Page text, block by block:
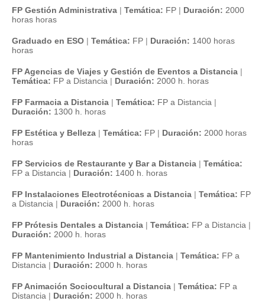
FP Gestión Administrativa | Temática: FP | Duración: 2000
horas horas
Graduado en ESO | Temática: FP | Duración: 1400 horas
horas
FP Agencias de Viajes y Gestión de Eventos a Distancia |
Temática: FP a Distancia | Duración: 2000 h. horas
FP Farmacia a Distancia | Temática: FP a Distancia |
Duración: 1300 h. horas
FP Estética y Belleza | Temática: FP | Duración: 2000 horas
horas
FP Servicios de Restaurante y Bar a Distancia | Temática:
FP a Distancia | Duración: 1400 h. horas
FP Instalaciones Electrotécnicas a Distancia | Temática: FP
a Distancia | Duración: 2000 h. horas
FP Prótesis Dentales a Distancia | Temática: FP a Distancia |
Duración: 2000 h. horas
FP Mantenimiento Industrial a Distancia | Temática: FP a
Distancia | Duración: 2000 h. horas
FP Animación Sociocultural a Distancia | Temática: FP a
Distancia | Duración: 2000 h. horas